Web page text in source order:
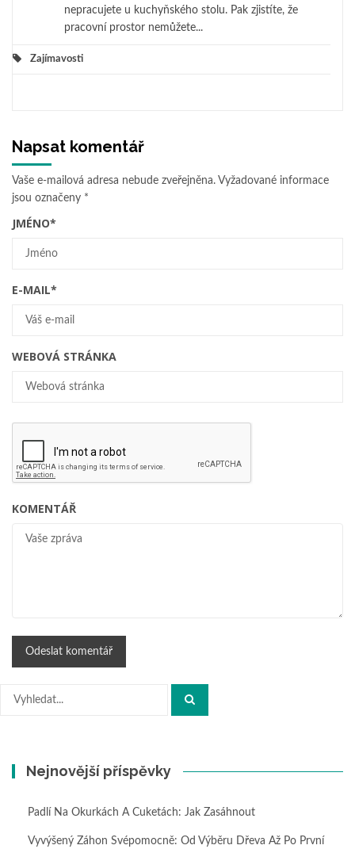
nepracujete u kuchyňského stolu. Pak zjistíte, že
pracovní prostor nemůžete...
Zajímavosti
Napsat komentář
Vaše e-mailová adresa nebude zveřejněna. Vyžadované informace
jsou označeny *
JMÉNO*
E-MAIL*
WEBOVÁ STRÁNKA
KOMENTÁŘ
Hledat:
Nejnovější příspěvky
Padlí Na Okurkách A Cuketách: Jak Zasáhnout
Vyvýšený Záhon Svépomocně: Od Výběru Dřeva Až Po První